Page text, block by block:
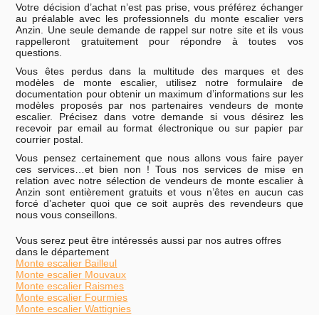
Votre décision d’achat n’est pas prise, vous préférez échanger
au préalable avec les professionnels du monte escalier vers
Anzin. Une seule demande de rappel sur notre site et ils vous
rappelleront gratuitement pour répondre à toutes vos
questions.
Vous êtes perdus dans la multitude des marques et des
modèles de monte escalier, utilisez notre formulaire de
documentation pour obtenir un maximum d’informations sur les
modèles proposés par nos partenaires vendeurs de monte
escalier. Précisez dans votre demande si vous désirez les
recevoir par email au format électronique ou sur papier par
courrier postal.
Vous pensez certainement que nous allons vous faire payer
ces services…et bien non ! Tous nos services de mise en
relation avec notre sélection de vendeurs de monte escalier à
Anzin sont entièrement gratuits et vous n’êtes en aucun cas
forcé d’acheter quoi que ce soit auprès des revendeurs que
nous vous conseillons.
Vous serez peut être intéressés aussi par nos autres offres
dans le département
Monte escalier Bailleul
Monte escalier Mouvaux
Monte escalier Raismes
Monte escalier Fourmies
Monte escalier Wattignies